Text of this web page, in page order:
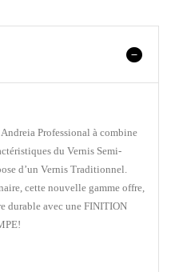
Professional à combine
du Vernis Semi-
d’un Vernis Traditionnel.
cette nouvelle gamme offre,
durable avec une FINITION